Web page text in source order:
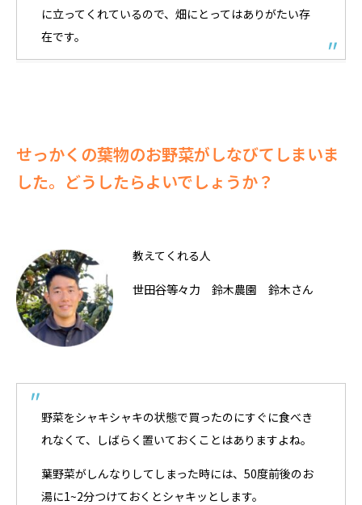
に立ってくれているので、畑にとってはありがたい存
在です。
せっかくの葉物のお野菜がしなびてしまいま
した。どうしたらよいでしょうか？
教えてくれる人
世田谷等々力 鈴木農園 鈴木さん
野菜をシャキシャキの状態で買ったのにすぐに食べき
れなくて、しばらく置いておくことはありますよね。
葉野菜がしんなりしてしまった時には、50度前後のお
湯に1~2分つけておくとシャキッとします。